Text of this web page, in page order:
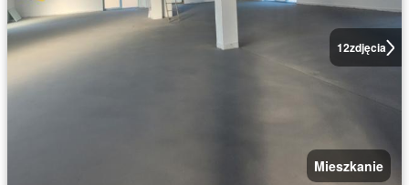
12zdjęcia
Mieszkanie